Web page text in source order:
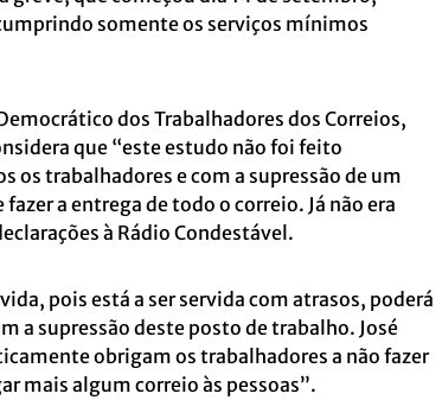
somente os serviços mínimos
dos Trabalhadores dos Correios,
que “este estudo não foi feito
trabalhadores e com a supressão de um
a entrega de todo o correio. Já não era
à Rádio Condestável.
pois está a ser servida com atrasos, poderá
a supressão deste posto de trabalho. José
obrigam os trabalhadores a não fazer
mais algum correio às pessoas”.